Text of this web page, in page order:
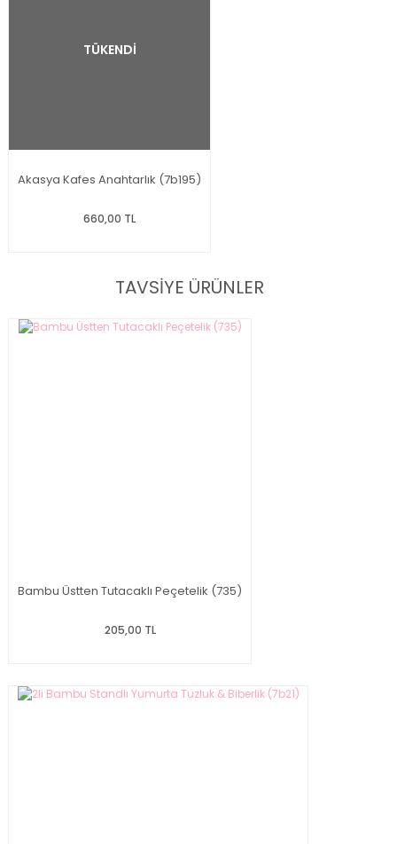
TÜKENDİ
Akasya Kafes Anahtarlık (7b195)
660,00 TL
TAVSİYE ÜRÜNLER
Bambu Üstten Tutacaklı Peçetelik (735)
205,00 TL